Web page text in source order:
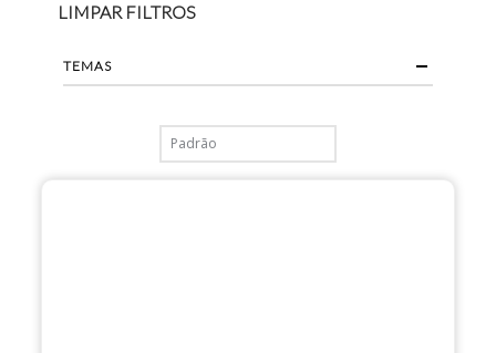
LIMPAR FILTROS
TEMAS